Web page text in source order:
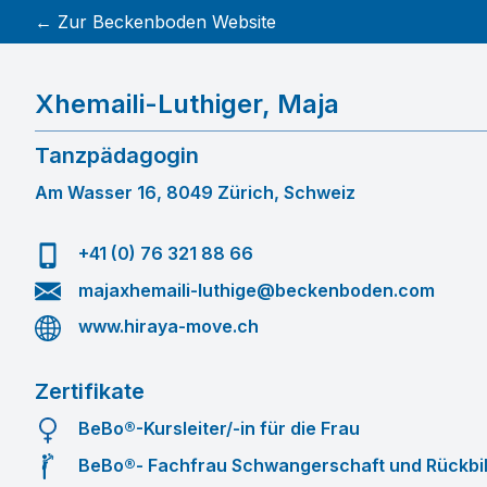
← Zur Beckenboden Website
Xhemaili-Luthiger, Maja
Tanzpädagogin
Am Wasser 16, 8049 Zürich, Schweiz
+41 (0) 76 321 88 66
majaxhemaili-luthige@beckenboden.com
www.hiraya-move.ch
Zertifikate
BeBo®-Kursleiter/-in für die Frau
BeBo®- Fachfrau Schwangerschaft und